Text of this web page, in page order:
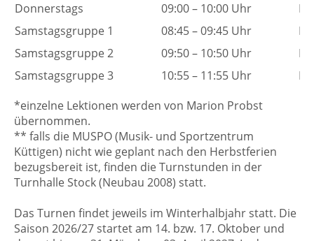
Donnerstags
09:00 – 10:00 Uhr
Samstagsgruppe 1
08:45 – 09:45 Uhr
Samstagsgruppe 2
09:50 – 10:50 Uhr
Samstagsgruppe 3
10:55 – 11:55 Uhr
*einzelne Lektionen werden von Marion Probst
übernommen.
** falls die MUSPO (Musik- und Sportzentrum
Küttigen) nicht wie geplant nach den Herbstferien
bezugsbereit ist, finden die Turnstunden in der
Turnhalle Stock (Neubau 2008) statt.
Das Turnen findet jeweils im Winterhalbjahr statt. Die
Saison 2026/27 startet am 14. bzw. 17. Oktober und